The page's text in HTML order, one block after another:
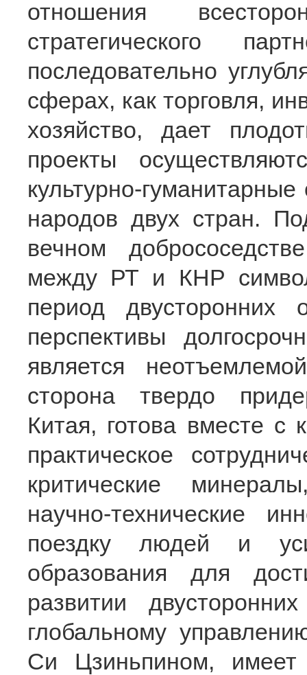
отношения
стратегического
последовательно
сферах, как торговля,
хозяйство, дает
проекты
культурно-
народов двух стран.
вечном
между РТ и КНР
период
перспективы
является
сторона твердо
Китая, готова вместе с
практическое
критические
научно-технические
поездку людей и
образования для
развитии
глобальному
Си Цзиньпином,